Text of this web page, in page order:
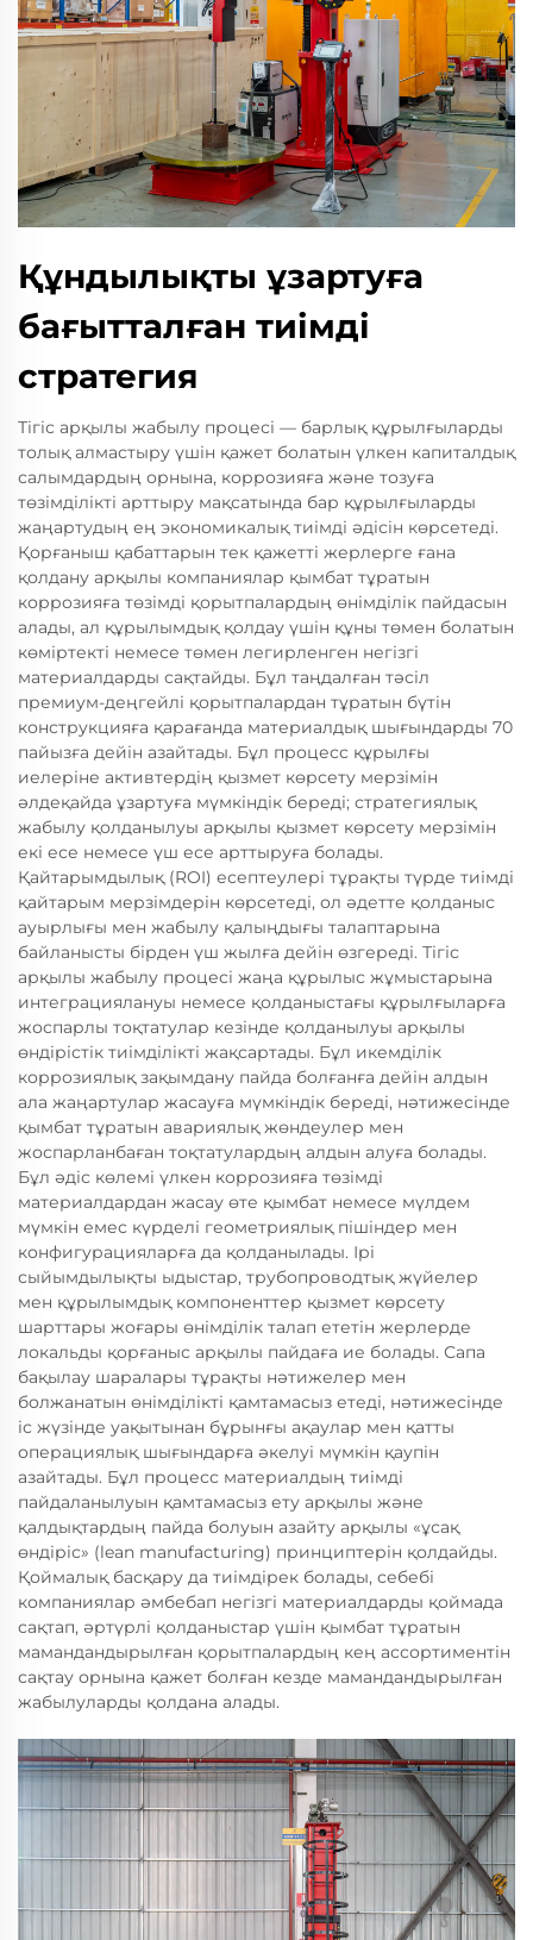
Құндылықты ұзартуға
бағытталған тиімді
стратегия
Тігіс арқылы жабылу процесі — барлық құрылғыларды
толық алмастыру үшін қажет болатын үлкен капиталдық
салымдардың орнына, коррозияға және тозуға
төзімділікті арттыру мақсатында бар құрылғыларды
жаңартудың ең экономикалық тиімді әдісін көрсетеді.
Қорғаныш қабаттарын тек қажетті жерлерге ғана
қолдану арқылы компаниялар қымбат тұратын
коррозияға төзімді қорытпалардың өнімділік пайдасын
алады, ал құрылымдық қолдау үшін құны төмен болатын
көміртекті немесе төмен легирленген негізгі
материалдарды сақтайды. Бұл таңдалған тәсіл
премиум-деңгейлі қорытпалардан тұратын бүтін
конструкцияға қарағанда материалдық шығындарды 70
пайызға дейін азайтады. Бұл процесс құрылғы
иелеріне активтердің қызмет көрсету мерзімін
әлдеқайда ұзартуға мүмкіндік береді; стратегиялық
жабылу қолданылуы арқылы қызмет көрсету мерзімін
екі есе немесе үш есе арттыруға болады.
Қайтарымдылық (ROI) есептеулері тұрақты түрде тиімді
қайтарым мерзімдерін көрсетеді, ол әдетте қолданыс
ауырлығы мен жабылу қалыңдығы талаптарына
байланысты бірден үш жылға дейін өзгереді. Тігіс
арқылы жабылу процесі жаңа құрылыс жұмыстарына
интеграциялануы немесе қолданыстағы құрылғыларға
жоспарлы тоқтатулар кезінде қолданылуы арқылы
өндірістік тиімділікті жақсартады. Бұл икемділік
коррозиялық зақымдану пайда болғанға дейін алдын
ала жаңартулар жасауға мүмкіндік береді, нәтижесінде
қымбат тұратын авариялық жөндеулер мен
жоспарланбаған тоқтатулардың алдын алуға болады.
Бұл әдіс көлемі үлкен коррозияға төзімді
материалдардан жасау өте қымбат немесе мүлдем
мүмкін емес күрделі геометриялық пішіндер мен
конфигурацияларға да қолданылады. Ірі
сыйымдылықты ыдыстар, трубопроводтық жүйелер
мен құрылымдық компоненттер қызмет көрсету
шарттары жоғары өнімділік талап ететін жерлерде
локальды қорғаныс арқылы пайдаға ие болады. Сапа
бақылау шаралары тұрақты нәтижелер мен
болжанатын өнімділікті қамтамасыз етеді, нәтижесінде
іс жүзінде уақытынан бұрынғы ақаулар мен қатты
операциялық шығындарға әкелуі мүмкін қаупін
азайтады. Бұл процесс материалдың тиімді
пайдаланылуын қамтамасыз ету арқылы және
қалдықтардың пайда болуын азайту арқылы «ұсақ
өндіріс» (lean manufacturing) принциптерін қолдайды.
Қоймалық басқару да тиімдірек болады, себебі
компаниялар әмбебап негізгі материалдарды қоймада
сақтап, әртүрлі қолданыстар үшін қымбат тұратын
мамандандырылған қорытпалардың кең ассортиментін
сақтау орнына қажет болған кезде мамандандырылған
жабылуларды қолдана алады.